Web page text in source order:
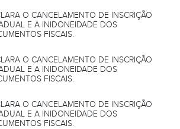
O CANCELAMENTO DE INSCRIÇÃO
E A INIDONEIDADE DOS
FISCAIS.
O CANCELAMENTO DE INSCRIÇÃO
E A INIDONEIDADE DOS
FISCAIS.
O CANCELAMENTO DE INSCRIÇÃO
E A INIDONEIDADE DOS
FISCAIS.